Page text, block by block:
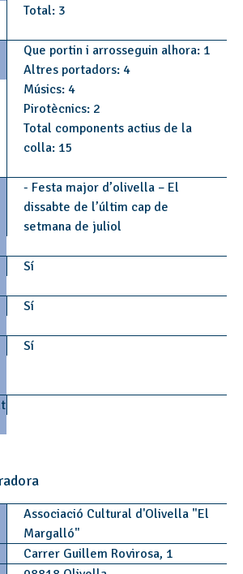
Total: 3
Que portin i arrosseguin alhora: 1
Altres portadors: 4
Músics: 4
Pirotècnics: 2
Total components actius de la
colla: 15
- Festa major d’olivella – El
dissabte de l’últim cap de
setmana de juliol
Sí
Sí
Sí
Associació Cultural d'Olivella "El
Margalló"
Carrer Guillem Rovirosa, 1